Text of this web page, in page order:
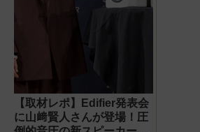
【取材レポ】Edifier発表会
に山﨑賢人さんが登場！圧